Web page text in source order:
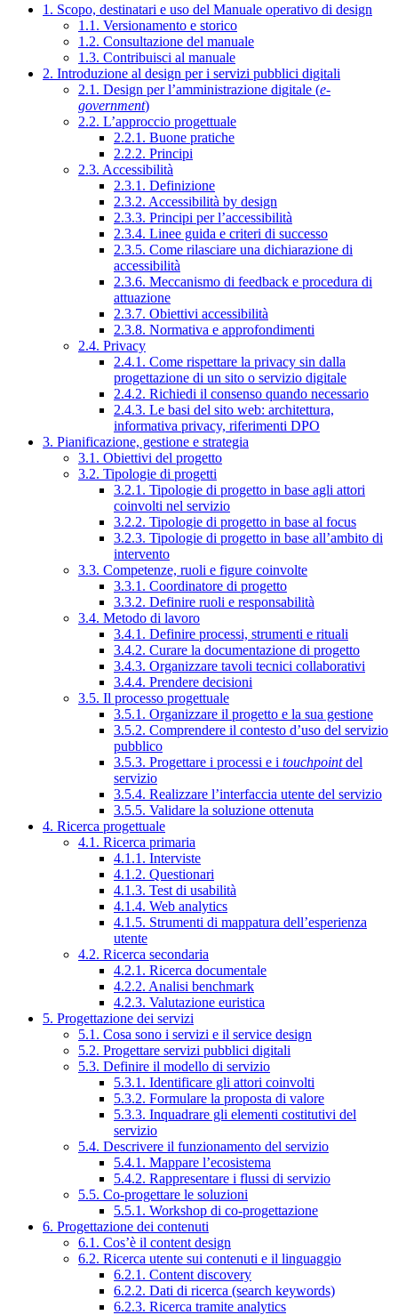
1. Scopo, destinatari e uso del Manuale operativo di design
1.1. Versionamento e storico
1.2. Consultazione del manuale
1.3. Contribuisci al manuale
2. Introduzione al design per i servizi pubblici digitali
2.1. Design per l’amministrazione digitale (e-
government)
2.2. L’approccio progettuale
2.2.1. Buone pratiche
2.2.2. Principi
2.3. Accessibilità
2.3.1. Definizione
2.3.2. Accessibilità by design
2.3.3. Principi per l’accessibilità
2.3.4. Linee guida e criteri di successo
2.3.5. Come rilasciare una dichiarazione di
accessibilità
2.3.6. Meccanismo di feedback e procedura di
attuazione
2.3.7. Obiettivi accessibilità
2.3.8. Normativa e approfondimenti
2.4. Privacy
2.4.1. Come rispettare la privacy sin dalla
progettazione di un sito o servizio digitale
2.4.2. Richiedi il consenso quando necessario
2.4.3. Le basi del sito web: architettura,
informativa privacy, riferimenti DPO
3. Pianificazione, gestione e strategia
3.1. Obiettivi del progetto
3.2. Tipologie di progetti
3.2.1. Tipologie di progetto in base agli attori
coinvolti nel servizio
3.2.2. Tipologie di progetto in base al focus
3.2.3. Tipologie di progetto in base all’ambito di
intervento
3.3. Competenze, ruoli e figure coinvolte
3.3.1. Coordinatore di progetto
3.3.2. Definire ruoli e responsabilità
3.4. Metodo di lavoro
3.4.1. Definire processi, strumenti e rituali
3.4.2. Curare la documentazione di progetto
3.4.3. Organizzare tavoli tecnici collaborativi
3.4.4. Prendere decisioni
3.5. Il processo progettuale
3.5.1. Organizzare il progetto e la sua gestione
3.5.2. Comprendere il contesto d’uso del servizio
pubblico
3.5.3. Progettare i processi e i touchpointdel
servizio
3.5.4. Realizzare l’interfaccia utente del servizio
3.5.5. Validare la soluzione ottenuta
4. Ricerca progettuale
4.1. Ricerca primaria
4.1.1. Interviste
4.1.2. Questionari
4.1.3. Test di usabilità
4.1.4. Web analytics
4.1.5. Strumenti di mappatura dell’esperienza
utente
4.2. Ricerca secondaria
4.2.1. Ricerca documentale
4.2.2. Analisi benchmark
4.2.3. Valutazione euristica
5. Progettazione dei servizi
5.1. Cosa sono i servizi e il service design
5.2. Progettare servizi pubblici digitali
5.3. Definire il modello di servizio
5.3.1. Identificare gli attori coinvolti
5.3.2. Formulare la proposta di valore
5.3.3. Inquadrare gli elementi costitutivi del
servizio
5.4. Descrivere il funzionamento del servizio
5.4.1. Mappare l’ecosistema
5.4.2. Rappresentare i flussi di servizio
5.5. Co-progettare le soluzioni
5.5.1. Workshop di co-progettazione
6. Progettazione dei contenuti
6.1. Cos’è il content design
6.2. Ricerca utente sui contenuti e il linguaggio
6.2.1. Content discovery
6.2.2. Dati di ricerca (search keywords)
6.2.3. Ricerca tramite analytics